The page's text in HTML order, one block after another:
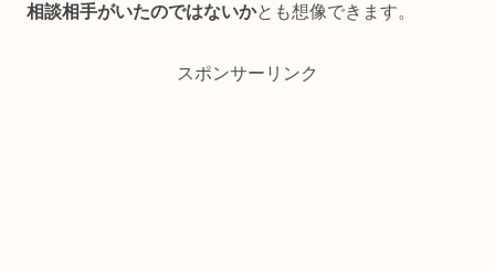
相談相手がいたのではないかとも想像できます。
スポンサーリンク